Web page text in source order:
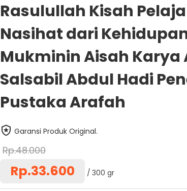
Rasulullah Kisah
Nasihat dari
Mukminin Aisah Karya
Salsabil Abdul Hadi
Pustaka Arafah
Garansi Produk Original.
Rp.48.000
Rp.33.600 300 gr